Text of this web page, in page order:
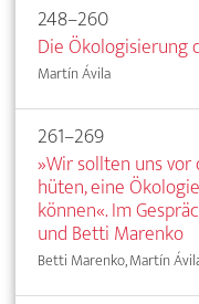
248–260
Die Ökologisierung
Martín Ávila
261–269
»Wir sollten uns
hüten, eine
können«. Im
und Betti Marenko
Betti Marenko, Martín